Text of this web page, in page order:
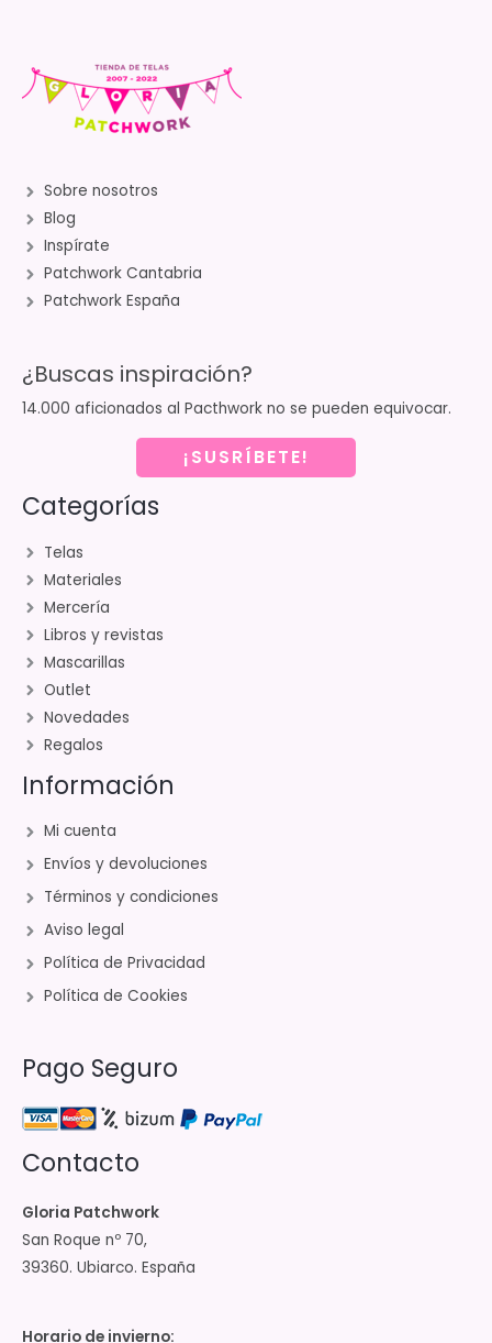
Sobre nosotros
Blog
Inspírate
Patchwork Cantabria
Patchwork España
¿Buscas inspiración?
14.000 aficionados al Pacthwork no se pueden equivocar.
¡SUSRÍBETE!
Categorías
Telas
Materiales
Mercería
Libros y revistas
Mascarillas
Outlet
Novedades
Regalos
Información
Mi cuenta
Envíos y devoluciones
Términos y condiciones
Aviso legal
Política de Privacidad
Política de Cookies
Pago Seguro
Contacto
Gloria Patchwork
San Roque nº 70,
39360. Ubiarco. España
Horario de invierno: